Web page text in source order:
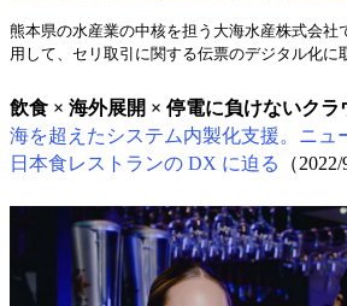
熊本県の水産業の中核を担う大海水産株式会社
用して、セリ取引に関する伝票のデジタル化に
飲食 × 海外展開 × 停電に負けないクラ
海を超えたシステム内製化支援。ニュ
日本食レストランの DX に迫る
（2022/